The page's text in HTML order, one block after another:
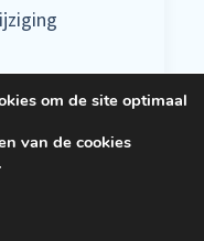
+
date,
om de site optimaal
van de cookies